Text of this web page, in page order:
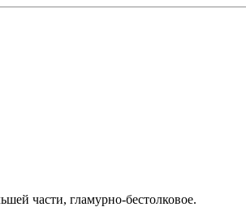
части, гламурно-бестолковое.